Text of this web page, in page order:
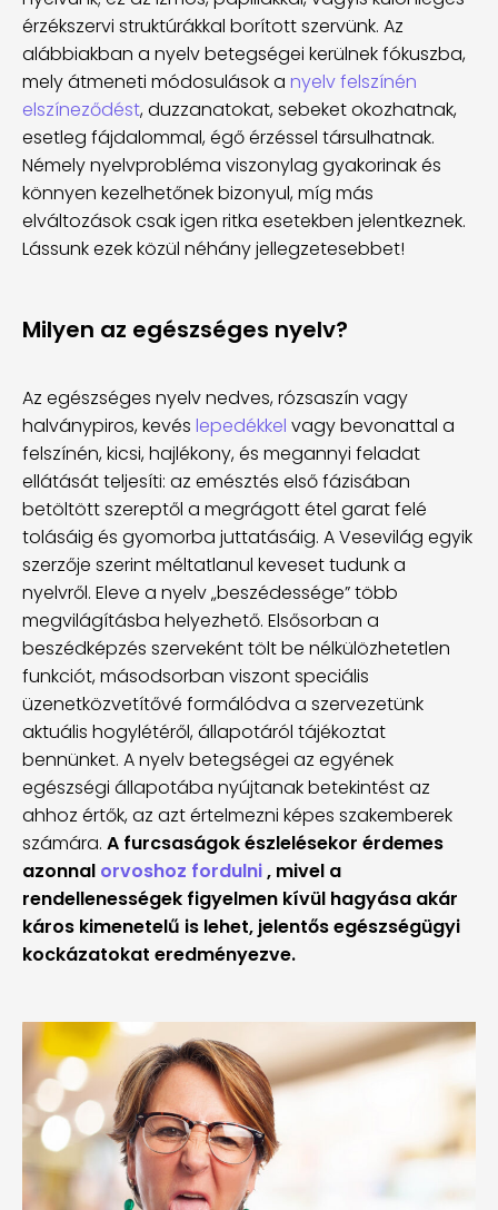
érzékszervi struktúrákkal borított szervünk. Az
alábbiakban a nyelv betegségei kerülnek fókuszba,
mely átmeneti módosulások a nyelv felszínén
elszíneződést, duzzanatokat, sebeket okozhatnak,
esetleg fájdalommal, égő érzéssel társulhatnak.
Némely nyelvprobléma viszonylag gyakorinak és
könnyen kezelhetőnek bizonyul, míg más
elváltozások csak igen ritka esetekben jelentkeznek.
Lássunk ezek közül néhány jellegzetesebbet!
Milyen az egészséges nyelv?
Az egészséges nyelv nedves, rózsaszín vagy
halványpiros, kevés lepedékkel vagy bevonattal a
felszínén, kicsi, hajlékony, és megannyi feladat
ellátását teljesíti: az emésztés első fázisában
betöltött szereptől a megrágott étel garat felé
tolásáig és gyomorba juttatásáig. A Vesevilág egyik
szerzője szerint méltatlanul keveset tudunk a
nyelvről. Eleve a nyelv „beszédessége” több
megvilágításba helyezhető. Elsősorban a
beszédképzés szerveként tölt be nélkülözhetetlen
funkciót, másodsorban viszont speciális
üzenetközvetítővé formálódva a szervezetünk
aktuális hogylétéről, állapotáról tájékoztat
bennünket. A nyelv betegségei az egyének
egészségi állapotába nyújtanak betekintést az
ahhoz értők, az azt értelmezni képes szakemberek
számára. A furcsaságok észlelésekor érdemes
azonnal orvoshoz fordulni, mivel a
rendellenességek figyelmen kívül hagyása akár
káros kimenetelű is lehet, jelentős egészségügyi
kockázatokat eredményezve.